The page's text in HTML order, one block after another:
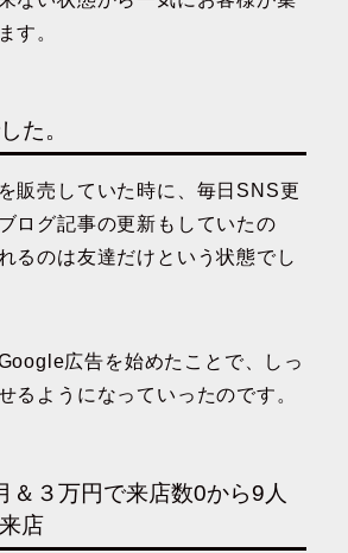
す。
た。
販売していた時に、毎日SNS更
ログ記事の更新もしていたの
るのは友達だけという状態でし
広告を始めたことで、しっ
るようになっていったのです。
＆３万円で来店数0から9人
店